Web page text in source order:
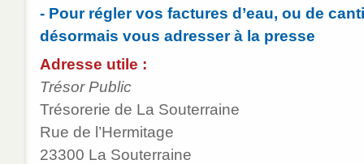
- Pour régler vos factures d’eau, ou de
désormais vous adresser à la presse
Adresse utile :
Trésor Public
Trésorerie de La Souterraine
Rue de l’Hermitage
23300 La Souterraine